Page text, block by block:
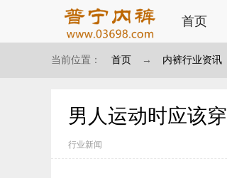
首页
当前位置： 首页 → 内裤行业资讯
男人运动时应该
行业新闻